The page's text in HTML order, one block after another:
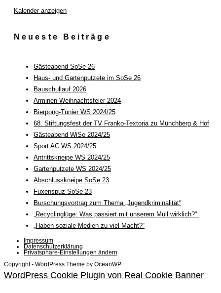
Kalender anzeigen
Neueste Beiträge
Gästeabend SoSe 26
Haus- und Gartenputzete im SoSe 26
Bauschullauf 2026
Arminen-Weihnachtsfeier 2024
Bierpong-Tunier WS 2024/25
68. Stiftungsfest der TV Franko-Textoria zu Münchberg & Hof
Gästeabend WiSe 2024/25
Sport AC WS 2024/25
Antrittskneipe WS 2024/25
Gartenputzete WS 2024/25
Abschlusskneipe SoSe 23
Fuxenspuz SoSe 23
Burschungsvortrag zum Thema „Jugendkriminalität“
„Recyclinglüge: Was passiert mit unserem Müll wirklich?“
„Haben soziale Medien zu viel Macht?“
Impressum
Datenschutzerklärung
Privatsphäre-Einstellungen ändern
Copyright - WordPress Theme by OceanWP
WordPress Cookie Plugin von Real Cookie Banner